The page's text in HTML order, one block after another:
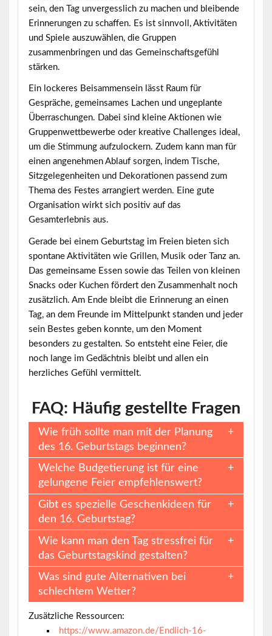
sein, den Tag unvergesslich zu machen und bleibende
Erinnerungen zu schaffen. Es ist sinnvoll, Aktivitäten
und Spiele auszuwählen, die Gruppen
zusammenbringen und das Gemeinschaftsgefühl
stärken.
Ein lockeres Beisammensein lässt Raum für
Gespräche, gemeinsames Lachen und ungeplante
Überraschungen. Dabei sind kleine Aktionen wie
Gruppenwettbewerbe oder kreative Challenges ideal,
um die Stimmung aufzulockern. Zudem kann man für
einen angenehmen Ablauf sorgen, indem Tische,
Sitzgelegenheiten und Dekorationen passend zum
Thema des Festes arrangiert werden. Eine gute
Organisation wirkt sich positiv auf das
Gesamterlebnis aus.
Gerade bei einem Geburtstag im Freien bieten sich
spontane Aktivitäten wie Grillen, Musik oder Tanz an.
Das gemeinsame Essen sowie das Teilen von kleinen
Snacks oder Kuchen fördert den Zusammenhalt noch
zusätzlich. Am Ende bleibt die Erinnerung an einen
Tag, an dem Freunde im Mittelpunkt standen und jeder
sein Bestes geben konnte, um den Moment
besonders zu gestalten. So entsteht eine Feier, die
noch lange im Gedächtnis bleibt und allen ein
herzliches Gefühl vermittelt.
FAQ: Häufig gestellte Fragen
Wie früh sollte man mit der Planung
des 16. Geburtstags beginnen?
Welche Budgetierung ist für eine
gelungene Feier empfehlenswert?
Gibt es spezielle Geschenkideen für
den 16. Geburtstag?
Wie kann man den Tag stressfrei für
das Geburtstagskind gestalten?
Was sind gute Alternativen bei
schlechtem Wetter?
Zusätzliche Ressourcen:
https://www.amazon.de/Endlich-16-